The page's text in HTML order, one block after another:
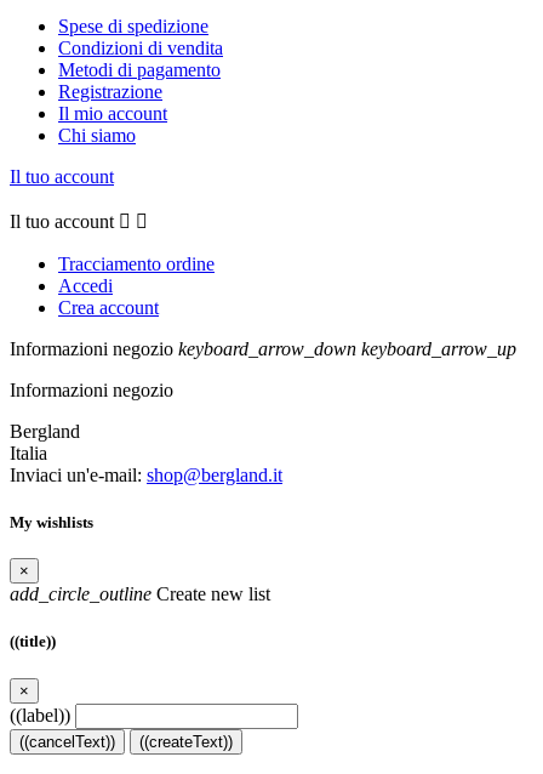
Spese di spedizione
Condizioni di vendita
Metodi di pagamento
Registrazione
Il mio account
Chi siamo
Il tuo account
Il tuo account  
Tracciamento ordine
Accedi
Crea account
Informazioni negozio keyboard_arrow_down keyboard_arrow_up
Informazioni negozio
Bergland
Italia
Inviaci un'e-mail: shop@bergland.it
My wishlists
×
add_circle_outline Create new list
((title))
×
((label))
((cancelText)) ((createText))